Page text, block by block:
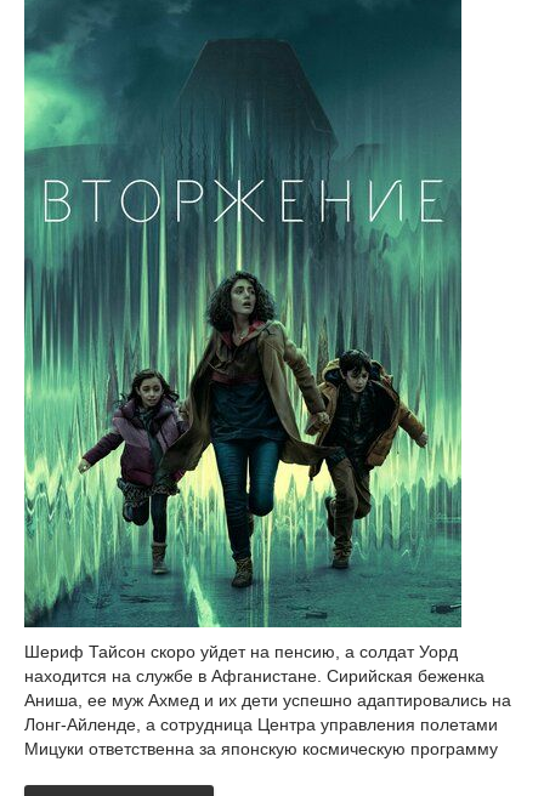
Шериф Тайсон скоро уйдет на пенсию, а солдат Уорд
находится на службе в Афганистане. Сирийская беженка
Аниша, ее муж Ахмед и их дети успешно адаптировались на
Лонг-Айленде, а сотрудница Центра управления полетами
Мицуки ответственна за японскую космическую программу